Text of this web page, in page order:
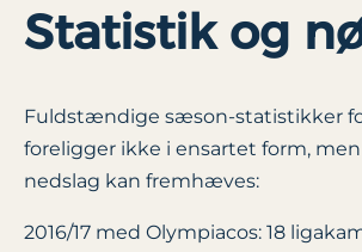
Statistik og
Fuldstændige sæson-statistikker
foreligger ikke i ensartet form,
nedslag kan fremhæves:
2016/17 med Olympiacos: 18